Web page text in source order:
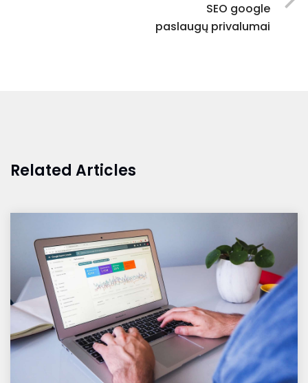
SEO google
paslaugų privalumai
Related Articles